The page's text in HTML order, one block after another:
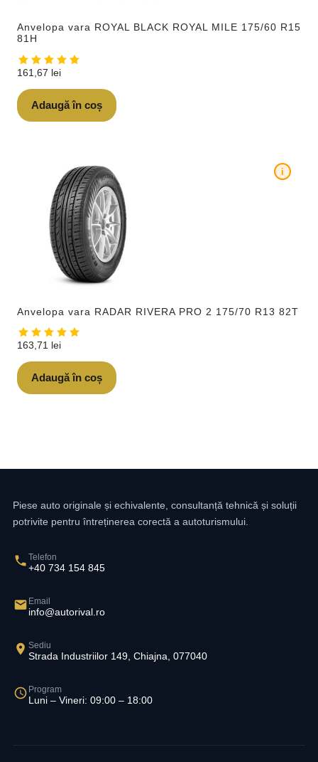
Anvelopa vara ROYAL BLACK ROYAL MILE 175/60 R15
81H
161,67 lei
Adaugă în coș
Anvelopa vara RADAR RIVERA PRO 2 175/70 R13 82T
i
163,71 lei
Adaugă în coș
Piese auto originale și echivalente, consultanță tehnică și soluții
potrivite pentru întreținerea corectă a autoturismului.
Telefon
+40 734 154 845
Email
info@autorival.ro
Sediu
Strada Industriilor 149, Chiajna, 077040
Program
Luni – Vineri: 09:00 – 18:00